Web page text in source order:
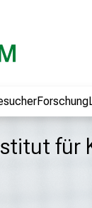
Forschung
für